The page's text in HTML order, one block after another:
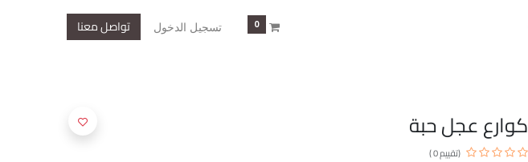
0 تسجيل الدخول تواصل معنا
كوارع عجل حبة
(تقييم 0 )